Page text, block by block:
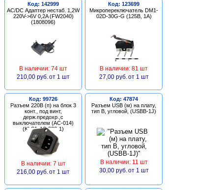
Код: 142999
AC/DC Адаптер нестаб. 1,2W
220V->6V 0,2A (FW2040)
(1808096)
В наличии: 74 шт
210,00 руб. от 1 шт
Код: 123699
Микропереключатель DM1-
02D-30G-G (125В, 1А)
В наличии: 81 шт
27,00 руб. от 1 шт
Код: 99726
Разъем 220В (п) на блок 3
конт., под винт,
держ.предохр.,с
выключателем (AC-014)
(KLS1-AS-303-1)
В наличии: 7 шт
216,00 руб. от 1 шт
Код: 47874
Разъем USB (м) на плату,
тип В, угловой, (USBB-1J)
В наличии: 11 шт
30,00 руб. от 1 шт